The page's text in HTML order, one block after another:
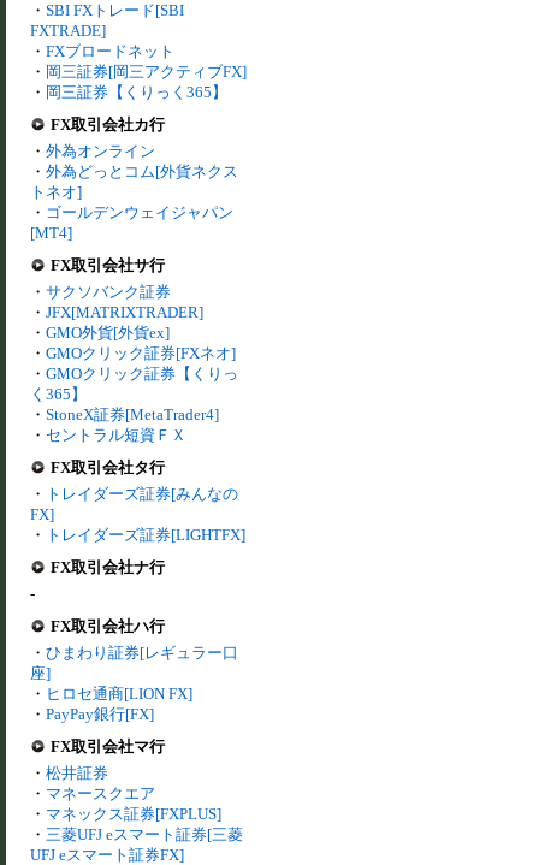
・ SBI FXトレード[SBI
FXTRADE]
・ FXブロードネット
・ 岡三証券[岡三アクティブFX]
・ 岡三証券【くりっく365】
FX取引会社カ行
・ 外為オンライン
・ 外為どっとコム[外貨ネクス
トネオ]
・ ゴールデンウェイジャパン
[MT4]
FX取引会社サ行
・ サクソバンク証券
・ JFX[MATRIXTRADER]
・ GMO外貨[外貨ex]
・ GMOクリック証券[FXネオ]
・ GMOクリック証券【くりっ
く365】
・ StoneX証券[MetaTrader4]
・ セントラル短資ＦＸ
FX取引会社タ行
・ トレイダーズ証券[みんなの
FX]
・ トレイダーズ証券[LIGHTFX]
FX取引会社ナ行
-
FX取引会社ハ行
・ ひまわり証券[レギュラー口
座]
・ ヒロセ通商[LION FX]
・ PayPay銀行[FX]
FX取引会社マ行
・ 松井証券
・ マネースクエア
・ マネックス証券[FXPLUS]
・ 三菱UFJ eスマート証券[三菱
UFJ eスマート証券FX]